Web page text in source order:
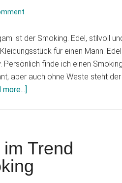
ist der Smoking. Edel, stilvoll
für einen Mann.
Persönlich finde ich einen
aber auch ohne Weste steht
more...]
Bräutigam
Trend